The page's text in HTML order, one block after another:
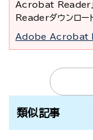
Acrobat Reader
Readerダウンロー
Adobe Acrobat
類似記事